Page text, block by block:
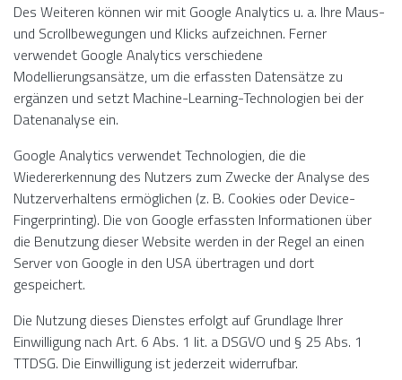
Des Weiteren können wir mit Google Analytics u. a. Ihre Maus-
und Scrollbewegungen und Klicks aufzeichnen. Ferner
verwendet Google Analytics verschiedene
Modellierungsansätze, um die erfassten Datensätze zu
ergänzen und setzt Machine-Learning-Technologien bei der
Datenanalyse ein.
Google Analytics verwendet Technologien, die die
Wiedererkennung des Nutzers zum Zwecke der Analyse des
Nutzerverhaltens ermöglichen (z. B. Cookies oder Device-
Fingerprinting). Die von Google erfassten Informationen über
die Benutzung dieser Website werden in der Regel an einen
Server von Google in den USA übertragen und dort
gespeichert.
Die Nutzung dieses Dienstes erfolgt auf Grundlage Ihrer
Einwilligung nach Art. 6 Abs. 1 lit. a DSGVO und § 25 Abs. 1
TTDSG. Die Einwilligung ist jederzeit widerrufbar.